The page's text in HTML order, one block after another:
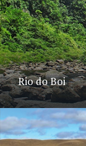
Rio do Boi